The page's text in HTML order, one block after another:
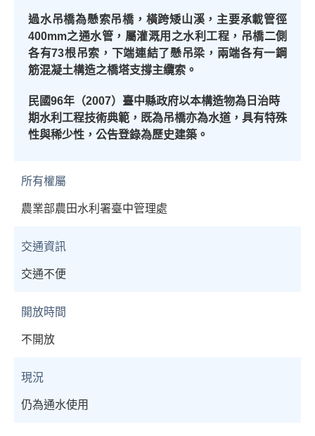
過水吊橋為懸索吊橋，橫跨矮山溪，主要承載管徑
400mm之通水管，屬灌溉用之水利工程，吊橋二側
各有73根吊索，下端連結了懸吊梁，兩端各有一鋼
筋混凝土構造之橋塔支撐主纜索。
民國96年（2007）臺中縣政府以本構造物為日治時
期水利工程技術典範，既為吊橋亦為水道，具有特殊
性與稀少性，公告登錄為歷史建築。
所有權屬
農業部農田水利署臺中管理處
交通資訊
交通不便
開放時間
不開放
現況
仍為通水使用